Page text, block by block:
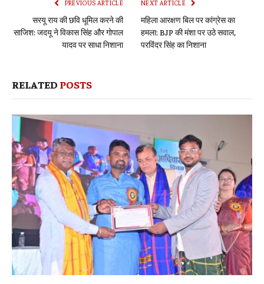
PREVIOUS ARTICLE
सरयू राय की छवि धूमिल करने की
साजिश: जदयू ने विकास सिंह और गोपाल
यादव पर साधा निशाना
NEXT ARTICLE
महिला आरक्षण बिल पर कांग्रेस का
हमला: BJP की मंशा पर उठे सवाल,
परविंदर सिंह का निशाना
RELATED POSTS